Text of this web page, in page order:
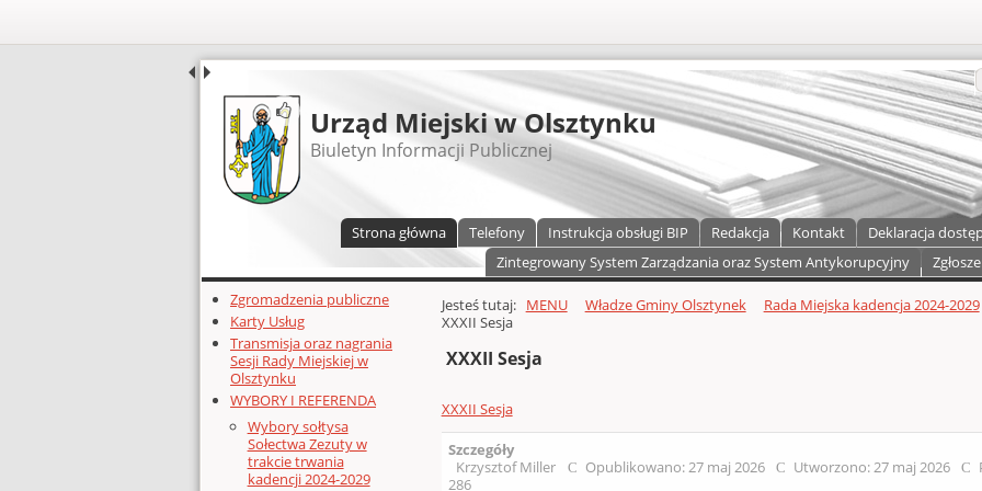
UDOSTĘPNIJ
Urząd Miejski w Olsztynku
Biuletyn Informacji Publicznej
Strona główna Telefony Instrukcja obsługi BIP Redakcja Kontakt Deklaracja
Zintegrowany System Zarządzania oraz System Antykorupcyjny
Dodatkowe zasoby (lewa kolumna)
Zgromadzenia publiczne
Karty Usług
Transmisja oraz nagrania
Sesji Rady Miejskiej w
Olsztynku
WYBORY I REFERENDA
Wybory sołtysa
Sołectwa Zezuty w
trakcie trwania
kadencji 2024-2029
Głównej zawartości
Jesteś tutaj: MENU Władze Gminy Olsztynek Rada Miejska kadencja 2024-2029
XXXII Sesja
XXXII Sesja
XXXII Sesja
Szczegóły
Krzysztof Miller
Opublikowano: 27 maj 2026 Utworzono: 27 maj 2026
286